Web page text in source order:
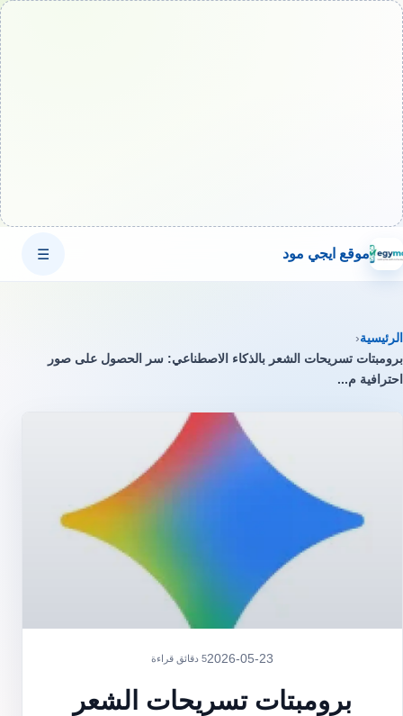
موقع ايجي مود ☰
الرئيسية‹
برومبتات تسريحات الشعر بالذكاء الاصطناعي: سر الحصول على صور
احترافية م...
2026-05-235 دقائق قراءة
برومبتات تسريحات الشعر